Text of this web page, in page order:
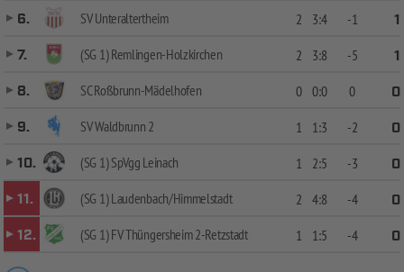
6.
SV Unteraltertheim 2 3:4 -1
1
7.
(SG 1) Remlingen-Holzkirchen 2 3:8 -5
1
8.
SC Roßbrunn-Mädelhofen 0 0:0 0
0
9.
SV Waldbrunn 2 1 1:3 -2
0
10.
(SG 1) SpVgg Leinach 1 2:5 -3
0
11.
(SG 1) Laudenbach/Himmelstadt 2 4:8 -4
0
12.
(SG 1) FV Thüngersheim 2-Retzstadt 1 1:5 -4 0